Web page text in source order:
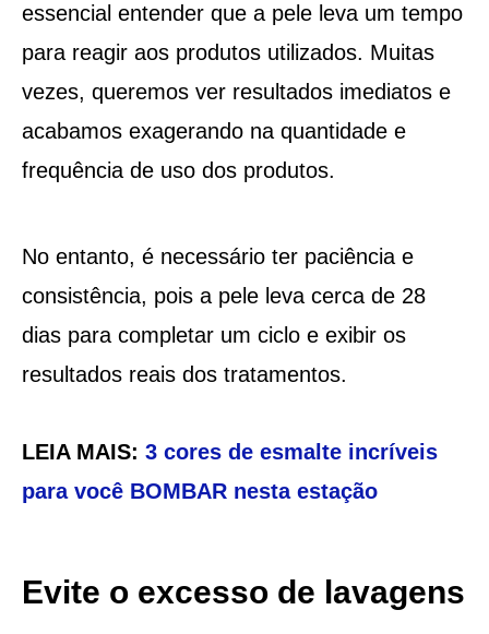
essencial entender que a pele leva um tempo
para reagir aos produtos utilizados. Muitas
vezes, queremos ver resultados imediatos e
acabamos exagerando na quantidade e
frequência de uso dos produtos.
No entanto, é necessário ter paciência e
consistência, pois a pele leva cerca de 28
dias para completar um ciclo e exibir os
resultados reais dos tratamentos.
LEIA MAIS: 3 cores de esmalte incríveis
para você BOMBAR nesta estação
Evite o excesso de lavagens